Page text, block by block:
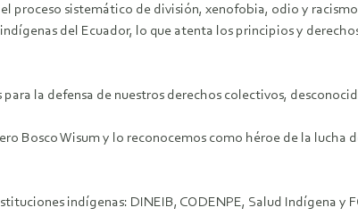
proceso sistemático de división, xenofobia, odio y
del Ecuador, lo que atenta los principios y
la defensa de nuestros derechos colectivos,
Bosco Wisum y lo reconocemos como héroe de la
indígenas: DINEIB, CODENPE, Salud Indígena